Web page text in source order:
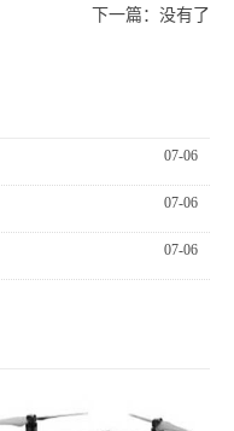
下一篇：没有了
07-06
07-06
07-06